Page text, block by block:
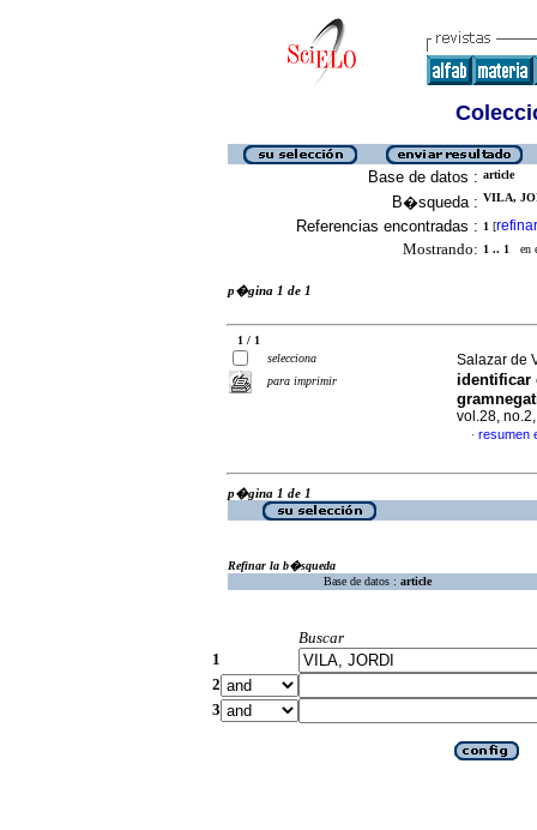
Base de datos : article
B�squeda : VILA,
Referencias encontradas : 1 [refinar
Mostrando: 1 .. 1 en
p�gina 1 de 1
1 / 1
selecciona
para imprimir
Salazar de
vol.28,
· resumen
p�gina 1 de 1
Refinar la b�squeda
Base de datos : article
Buscar
1
2
3